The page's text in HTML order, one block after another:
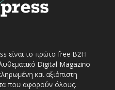
είναι το πρώτο free Β2Η
Digital Magazino
και αξιόπιστη
που αφορούν όλους.